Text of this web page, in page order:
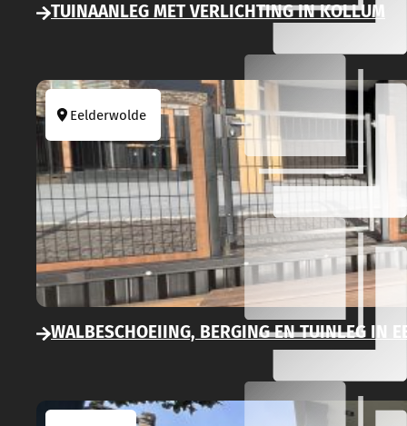
TUINAANLEG MET VERLICHTING IN KOLLUM
Eelderwolde
WALBESCHOEIING, BERGING EN TUINLEG IN